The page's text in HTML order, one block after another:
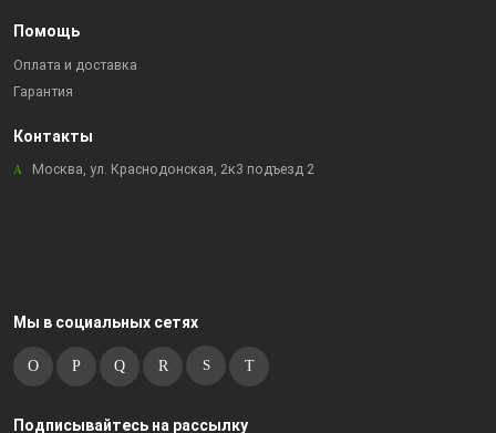
Помощь
Оплата и доставка
Гарантия
Контакты
Москва, ул. Краснодонская, 2к3 подъезд 2
Мы в социальных сетях
Подписывайтесь на рассылку